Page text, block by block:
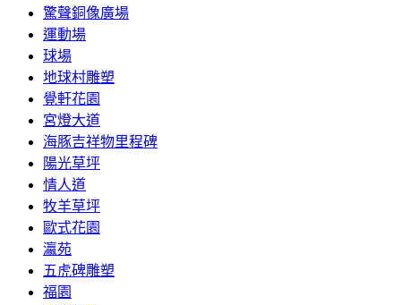
驚聲銅像廣場
運動場
球場
地球村雕塑
覺軒花園
宮燈大道
海豚吉祥物里程碑
陽光草坪
情人道
牧羊草坪
歐式花園
瀛苑
五虎碑雕塑
福園